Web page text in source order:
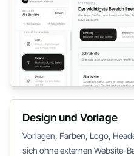
Design und Vorlage
Vorlagen, Farben, Logo,
sich ohne externen Website-